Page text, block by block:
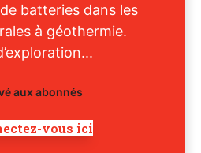
batteries dans les
à géothermie.
aux abonnés
vous ici